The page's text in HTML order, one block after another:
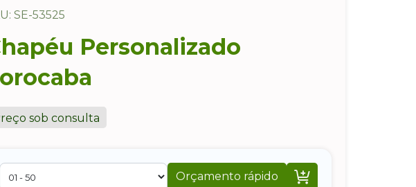
SE-53525
Personalizado
sob consulta
Orçamento rápido 